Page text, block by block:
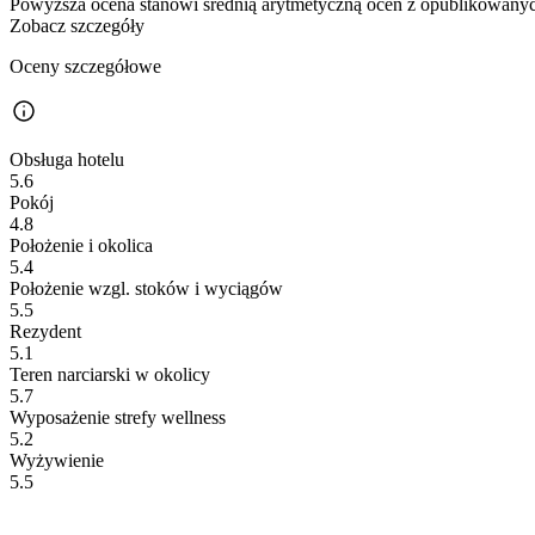
Powyższa ocena stanowi średnią arytmetyczną ocen z
Zobacz szczegóły
Oceny szczegółowe
Obsługa hotelu
5.6
Pokój
4.8
Położenie i okolica
5.4
Położenie wzgl. stoków i wyciągów
5.5
Rezydent
5.1
Teren narciarski w okolicy
5.7
Wyposażenie strefy wellness
5.2
Wyżywienie
5.5